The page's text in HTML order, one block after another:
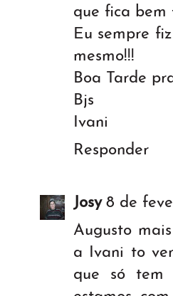
que fica bem
Eu sempre
mesmo!!!
Boa Tarde
Bjs
Ivani
Responder
Josy 8 de
Augusto
a Ivani to
que só tem